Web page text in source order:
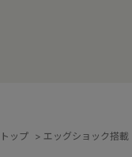
トップ > エッグショック搭載